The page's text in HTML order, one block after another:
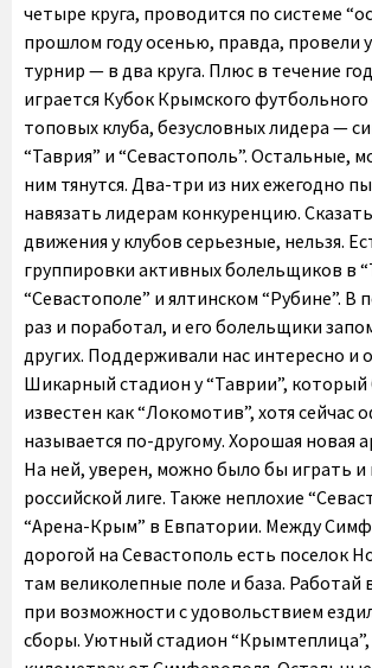
четыре круга, проводится по системе
прошлом году осенью, правда, провели
турнир — в два круга. Плюс в течение
играется Кубок Крымского
топовых клуба, безусловных лидера —
“Таврия” и “Севастополь”. Остальные,
ним тянутся. Два-три из них ежегодно
навязать лидерам конкуренцию.
движения у клубов серьезные, нельзя.
группировки активных болельщиков в
“Севастополе” и ялтинском “Рубине”. В
раз и поработал, и его болельщики
других. Поддерживали нас интересно и
Шикарный стадион у “Таврии”,
известен как “Локомотив”, хотя сейчас
называется по-другому. Хорошая новая
На ней, уверен, можно было бы играть и
российской лиге. Также неплохие
“Арена-Крым” в Евпатории. Между
дорогой на Севастополь есть поселок
там великолепные поле и база. Работай
при возможности с удовольствием
сборы. Уютный стадион “Крымтеплица”,